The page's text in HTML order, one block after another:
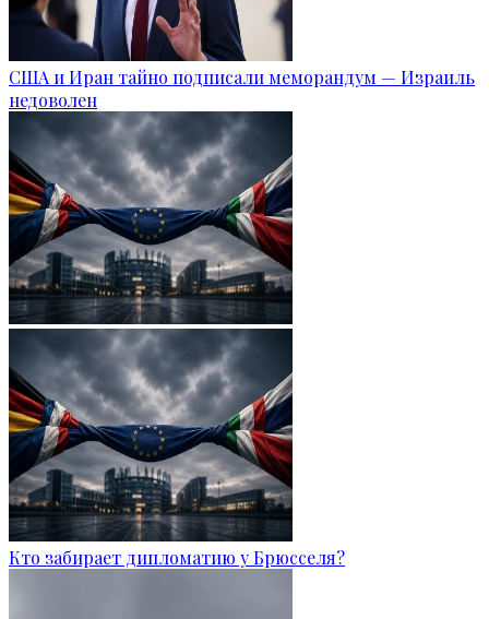
США и Иран тайно подписали меморандум — Израиль
недоволен
Кто забирает дипломатию у Брюсселя?